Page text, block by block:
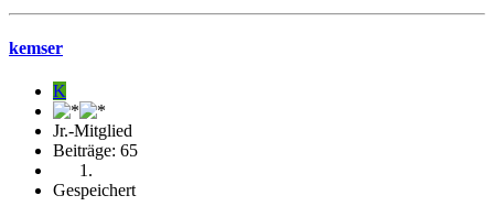
kemser
K
Jr.-Mitglied
Beiträge: 65
Gespeichert